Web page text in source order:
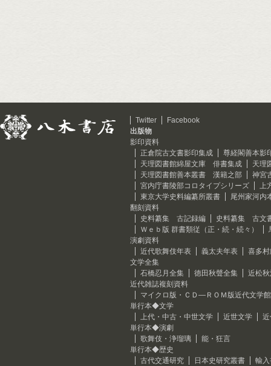
Twitter
Facebook
出版物
影印資料
正倉院古文書影印集成
尊経閣善本影
天理図書館綿屋文庫 俳書集成
天理
天理図書館善本叢書 漢籍之部
神宮
宮内庁書陵部コロタイプシリーズ
上
東京大学史料編纂所叢書
尾州家河内
翻刻資料
史料纂集 古記録編
史料纂集 古文
Ｗｅｂ版 群書類従（正・続・続々）
演劇資料
近代歌舞伎年表
義太夫年表
喜多
文学全集
石橋忍月全集
徳田秋聲全集
近松
近代雑誌複刻資料
マイクロ版・ＣＤ―ＲＯＭ版近代文学館
単行本◆文学
上代・中古・中世文学
近世文学
単行本◆演劇
歌舞伎・浄瑠璃
能・狂言
単行本◆歴史
古代交通研究
日本史研究叢書
輸